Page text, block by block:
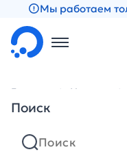
Мы работаем
Поиск
Главная Новости